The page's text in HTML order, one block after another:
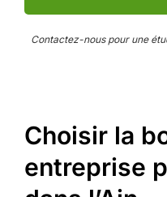
Contactez-nous pour une
Choisir la
entreprise